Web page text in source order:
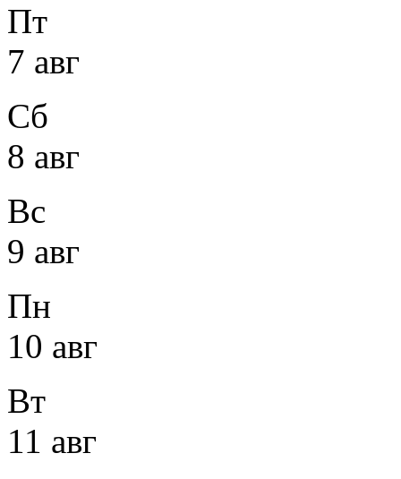
Пт
7 авг
Сб
8 авг
Вс
9 авг
Пн
10 авг
Вт
11 авг